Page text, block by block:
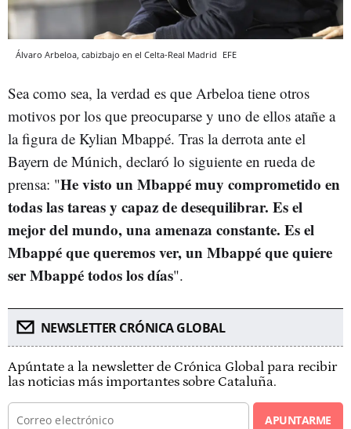
Álvaro Arbeloa, cabizbajo en el Celta-Real Madrid EFE
Sea como sea, la verdad es que Arbeloa tiene otros
motivos por los que preocuparse y uno de ellos atañe a
la figura de Kylian Mbappé. Tras la derrota ante el
Bayern de Múnich, declaró lo siguiente en rueda de
prensa: "He visto un Mbappé muy comprometido en
todas las tareas y capaz de desequilibrar. Es el
mejor del mundo, una amenaza constante. Es el
Mbappé que queremos ver, un Mbappé que quiere
ser Mbappé todos los días".
NEWSLETTER CRÓNICA GLOBAL
Apúntate a la newsletter de Crónica Global para recibir
las noticias más importantes sobre Cataluña.
APUNTARME